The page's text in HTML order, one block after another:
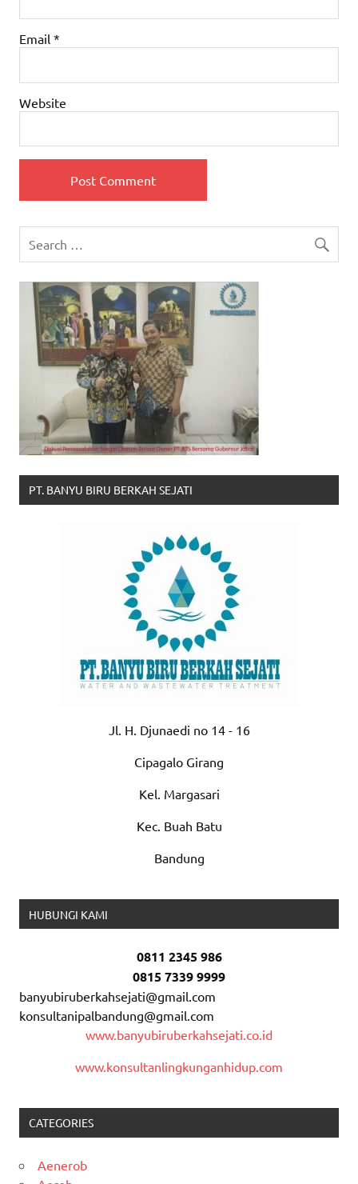
Email *
Website
PT. BANYU BIRU BERKAH SEJATI
Jl. H. Djunaedi no 14 - 16
Cipagalo Girang
Kel. Margasari
Kec. Buah Batu
Bandung
HUBUNGI KAMI
0811 2345 986
0815 7339 9999
banyubiruberkahsejati@gmail.com
konsultanipalbandung@gmail.com
www.banyubiruberkahsejati.co.id
www.konsultanlingkunganhidup.com
CATEGORIES
Aenerob